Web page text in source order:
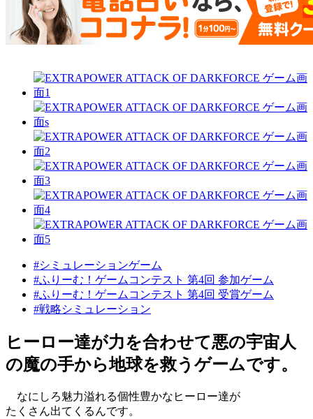
#シミュレーションゲーム
#ふりーむ！ゲームコンテスト 第4回 参加ゲーム
#ふりーむ！ゲームコンテスト 第4回 受賞ゲーム
#戦略シミュレーション
ヒーロー達が力を合わせて悪の宇宙人
の魔の手から地球を救うゲームです。
なにしろ魅力溢れる個性豊かなヒーロー達が
たくさん出てくるんです。